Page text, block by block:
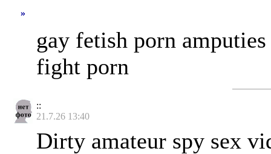
»
gay fetish porn
fight porn
::
21.7.26 13:40
Dirty amateur spy sex